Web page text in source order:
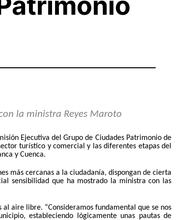
la ministra Reyes Maroto
Ejecutiva del Grupo de Ciudades Patrimonio de
turístico y comercial y las diferentes etapas del
y Cuenca.
más cercanas a la ciudadanía, dispongan de cierta
sensibilidad que ha mostrado la ministra con las
aire libre. “Consideramos fundamental que se nos
estableciendo lógicamente unas pautas de